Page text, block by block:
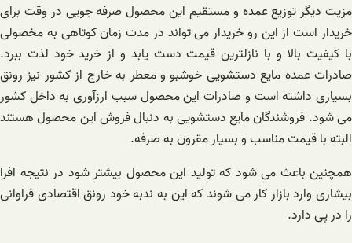
مزیت دیگر توزیع عمده و مستقیم این محصول صرفه جویی در وقت برای
خریدار است از این رو خریدار می تواند در مدت زمان کوتاهی به مخصولی
با کیفیت بالا و با نازلترین قیمت دست یابد و از خرید خود لذت ببرد.
صادرات عمده مایع دستشویی خوشبو و معطر به خارج از کشور نیز رونق
بسیاری داشته است و صادرات این محصول سبب ارزآوری به داخل کشور
می شود. فروشندگان مایع دستشویی به دنبال فروش این محصول هستند
البته با قیمت مناسب و بسیار مقرون به صرفه.
همچنین باعث می شود که تولید این محصول بیشتر شود در نتیجه افرا
بیشاری وارد بازار کار می شوند که این به ندبه خود رونق اقتصادی فراوانی
را در پی دارد.